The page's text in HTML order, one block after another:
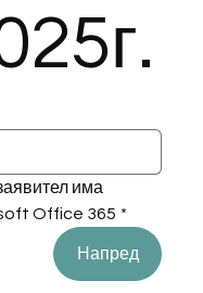
има
Office 365 *
Напред